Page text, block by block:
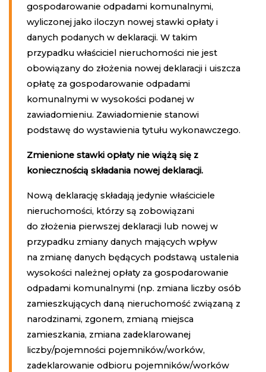
gospodarowanie odpadami komunalnymi,
wyliczonej jako iloczyn nowej stawki opłaty i
danych podanych w deklaracji. W takim
przypadku właściciel nieruchomości nie jest
obowiązany do złożenia nowej deklaracji i uiszcza
opłatę za gospodarowanie odpadami
komunalnymi w wysokości podanej w
zawiadomieniu. Zawiadomienie stanowi
podstawę do wystawienia tytułu wykonawczego.
Zmienione stawki opłaty nie wiążą się z
koniecznością składania nowej deklaracji.
Nową deklarację składają jedynie właściciele
nieruchomości, którzy są zobowiązani
do złożenia pierwszej deklaracji lub nowej w
przypadku zmiany danych mających wpływ
na zmianę danych będących podstawą ustalenia
wysokości należnej opłaty za gospodarowanie
odpadami komunalnymi (np. zmiana liczby osób
zamieszkujących daną nieruchomość związaną z
narodzinami, zgonem, zmianą miejsca
zamieszkania, zmiana zadeklarowanej
liczby/pojemności pojemników/worków,
zadeklarowanie odbioru pojemników/worków